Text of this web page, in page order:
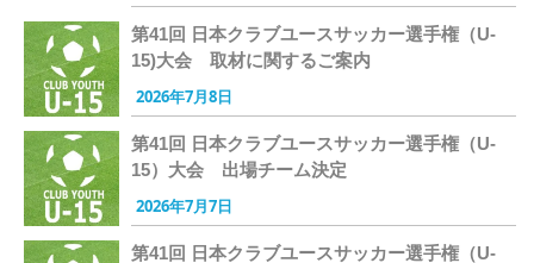
第41回 日本クラブユースサッカー選手権（U-
15)大会 取材に関するご案内
2026年7月8日
第41回 日本クラブユースサッカー選手権（U-
15）大会 出場チーム決定
2026年7月7日
第41回 日本クラブユースサッカー選手権（U-